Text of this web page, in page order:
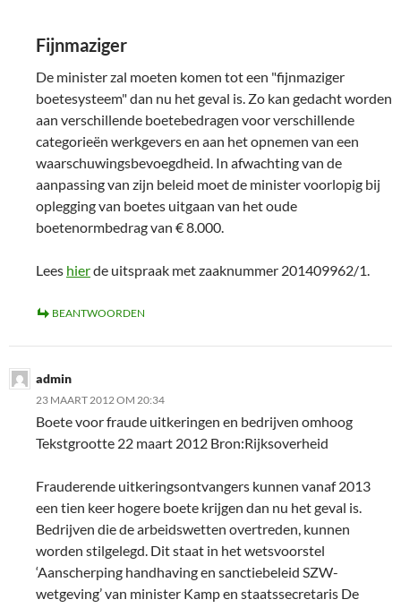
Fijnmaziger
De minister zal moeten komen tot een "fijnmaziger
boetesysteem" dan nu het geval is. Zo kan gedacht worden
aan verschillende boetebedragen voor verschillende
categorieën werkgevers en aan het opnemen van een
waarschuwingsbevoegdheid. In afwachting van de
aanpassing van zijn beleid moet de minister voorlopig bij
oplegging van boetes uitgaan van het oude
boetenormbedrag van € 8.000.
Lees hierde uitspraak met zaaknummer 201409962/1.
BEANTWOORDEN
admin
23 MAART 2012 OM 20:34
Boete voor fraude uitkeringen en bedrijven omhoog
Tekstgrootte 22 maart 2012 Bron:Rijksoverheid
Frauderende uitkeringsontvangers kunnen vanaf 2013
een tien keer hogere boete krijgen dan nu het geval is.
Bedrijven die de arbeidswetten overtreden, kunnen
worden stilgelegd. Dit staat in het wetsvoorstel
‘Aanscherping handhaving en sanctiebeleid SZW-
wetgeving’ van minister Kamp en staatssecretaris De